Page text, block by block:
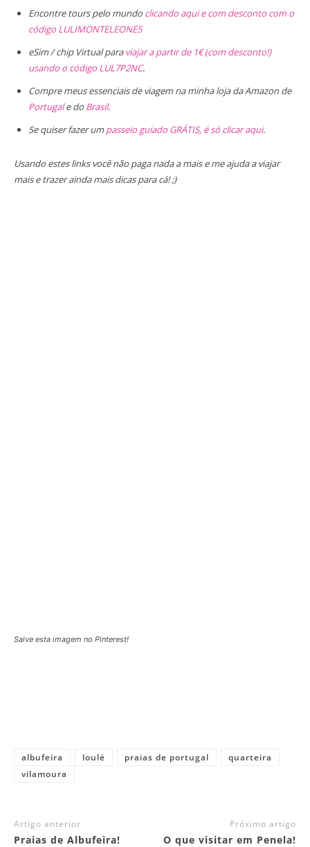
Encontre tours pelo mundo clicando aqui e com desconto com o
código LULIMONTELEONE5
eSim / chip Virtual paraviajar a partir de 1€ (com desconto!)
usando o código LUL7P2NC.
Compre meus essenciais de viagem na minha loja da Amazon de
Portugale do Brasil.
Se quiser fazer umpasseio guiado GRÁTIS, é só clicar aqui.
Usando estes links você não paga nada a mais e me ajuda a viajar
mais e trazer ainda mais dicas para cá! ;)
Salve esta imagem no Pinterest!
albufeira loulé praias de portugal
quarteira
vilamoura
Artigo anterior
Praias de Albufeira!
Próximo artigo
O que visitar em Penela!